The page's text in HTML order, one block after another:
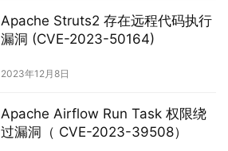
Apache Struts2 存在远程代码执行
漏洞 (CVE-2023-50164)
2023年12月8日
Apache Airflow Run Task 权限绕
过漏洞（ CVE-2023-39508）